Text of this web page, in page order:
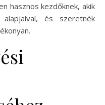
hasznos kezdőknek, akik
és szeretnék